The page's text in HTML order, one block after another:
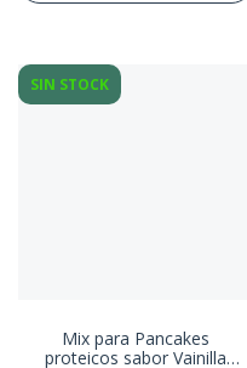
SIN STOCK
Mix para Pancakes
proteicos sabor Vainilla